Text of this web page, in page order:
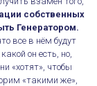
собственных
Генератором.
все в нём будут
он есть, но,
«хотят», чтобы
«такими же»,